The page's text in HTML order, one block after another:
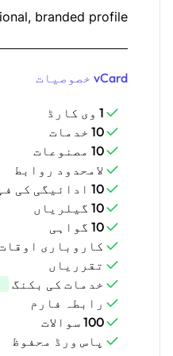
branded profile.
vCard خصوصیات
1 وی کارڈ
10 خدمات
10 مصنوعات
لامحدود روابط
10 ادائیگی کی فہرست
10 گیلریاں
10 گواہی
کاروباری
تقرریاں
خدمات کی بکنگ
رابطہ فارم
100 سوالات
پاس ورڈ محفوظ